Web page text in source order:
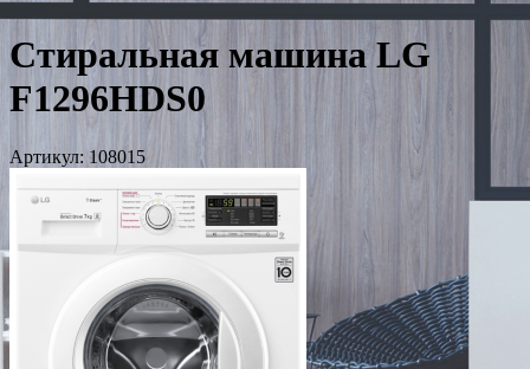
Стиральная машина LG
F1296HDS0
Артикул: 108015